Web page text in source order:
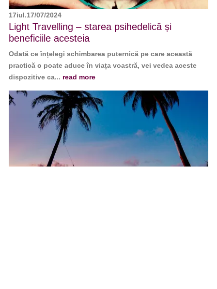
17iul.17/07/2024
Light Travelling – starea psihedelică și
beneficiile acesteia
Odată ce înțelegi schimbarea puternică pe care această
practică o poate aduce în viața voastră, vei vedea aceste
dispozitive ca... read more